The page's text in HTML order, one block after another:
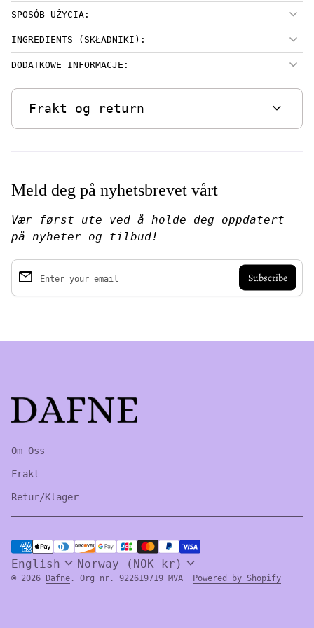
SPOSÓB UŻYCIA:
INGREDIENTS (SKŁADNIKI):
DODATKOWE INFORMACJE:
Frakt og return expand_more
Meld deg på nyhetsbrevet vårt
Vær først ute ved å holde deg oppdatert
på nyheter og tilbud!
Enter your email
email
Om Oss
Frakt
Retur/Klager
Payment methods
English expand_more Norway (NOK kr) expand_more
© 2026 Dafne . Org nr. 922619719 MVA Powered by Shopify(link